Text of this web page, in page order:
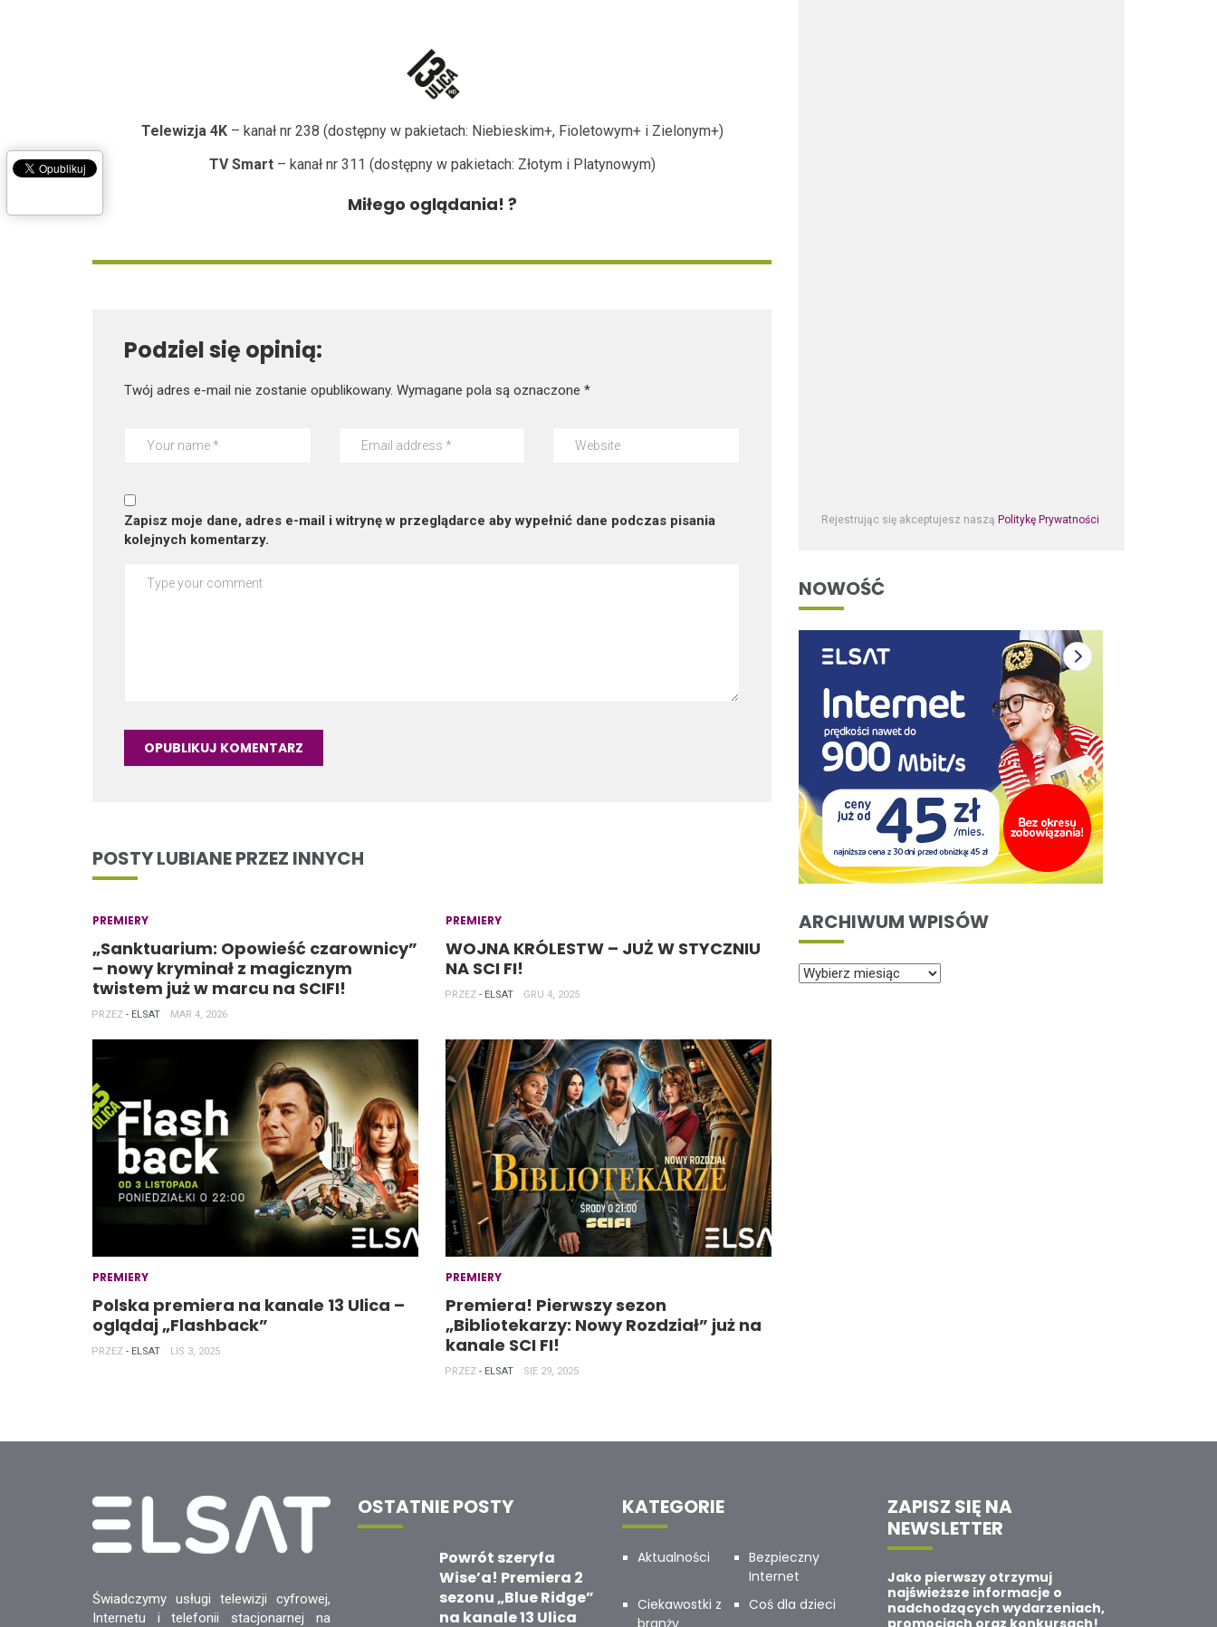
Telewizja 4K – kanał nr 238 (dostępny w pakietach: Niebieskim+, Fioletowym+ i Zielonym+)
TV Smart– kanał nr 311 (dostępny w pakietach: Złotym i Platynowym)
Miłego oglądania! ?
Podziel się opinią:
Twój adres e-mail nie zostanie opublikowany. Wymagane pola są oznaczone *
Zapisz moje dane, adres e-mail i witrynę w przeglądarce aby wypełnić dane podczas pisania
kolejnych komentarzy.
POSTY LUBIANE PRZEZ INNYCH
PREMIERY
„Sanktuarium: Opowieść czarownicy”
– nowy kryminał z magicznym
twistem już w marcu na SCIFI!
PRZEZ - ELSAT MAR 4, 2026
PREMIERY
WOJNA KRÓLESTW – JUŻ W STYCZNIU
NA SCI FI!
PRZEZ - ELSAT GRU 4, 2025
PREMIERY
Polska premiera na kanale 13 Ulica –
oglądaj „Flashback”
PRZEZ - ELSAT LIS 3, 2025
PREMIERY
Premiera! Pierwszy sezon
„Bibliotekarzy: Nowy Rozdział” już na
kanale SCI FI!
PRZEZ - ELSAT SIE 29, 2025
Rejestrując się akceptujesz naszą Politykę Prywatności
NOWOŚĆ
ARCHIWUM WPISÓW
Świadczymy usługi telewizji cyfrowej,
Internetu i telefonii stacjonarnej na
OSTATNIE POSTY
Powrót szeryfa
Wise’a! Premiera 2
sezonu „Blue Ridge”
na kanale 13 Ulica
KATEGORIE
Aktualności
Bezpieczny
Internet
Ciekawostki z
branży
Coś dla dzieci
ZAPISZ SIĘ NA
NEWSLETTER
Jako pierwszy otrzymuj
najświeższe informacje o
nadchodzących wydarzeniach,
promocjach oraz konkursach!